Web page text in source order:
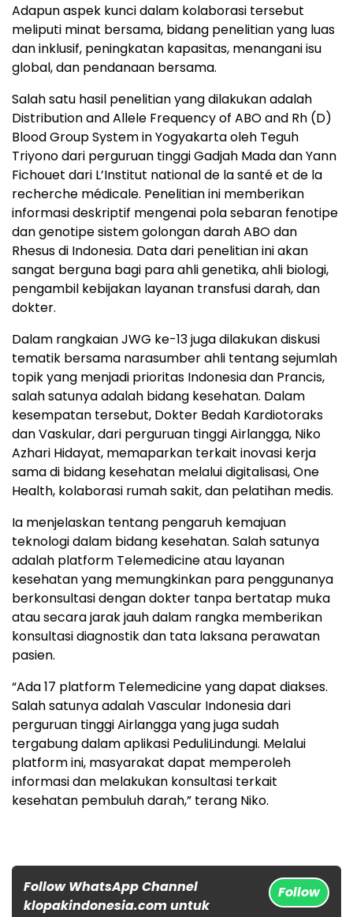
Adapun aspek kunci dalam kolaborasi tersebut
meliputi minat bersama, bidang penelitian yang luas
dan inklusif, peningkatan kapasitas, menangani isu
global, dan pendanaan bersama.
Salah satu hasil penelitian yang dilakukan adalah
Distribution and Allele Frequency of ABO and Rh (D)
Blood Group System in Yogyakarta oleh Teguh
Triyono dari perguruan tinggi Gadjah Mada dan Yann
Fichouet dari L’Institut national de la santé et de la
recherche médicale. Penelitian ini memberikan
informasi deskriptif mengenai pola sebaran fenotipe
dan genotipe sistem golongan darah ABO dan
Rhesus di Indonesia. Data dari penelitian ini akan
sangat berguna bagi para ahli genetika, ahli biologi,
pengambil kebijakan layanan transfusi darah, dan
dokter.
Dalam rangkaian JWG ke-13 juga dilakukan diskusi
tematik bersama narasumber ahli tentang sejumlah
topik yang menjadi prioritas Indonesia dan Prancis,
salah satunya adalah bidang kesehatan. Dalam
kesempatan tersebut, Dokter Bedah Kardiotoraks
dan Vaskular, dari perguruan tinggi Airlangga, Niko
Azhari Hidayat, memaparkan terkait inovasi kerja
sama di bidang kesehatan melalui digitalisasi, One
Health, kolaborasi rumah sakit, dan pelatihan medis.
Ia menjelaskan tentang pengaruh kemajuan
teknologi dalam bidang kesehatan. Salah satunya
adalah platform Telemedicine atau layanan
kesehatan yang memungkinkan para penggunanya
berkonsultasi dengan dokter tanpa bertatap muka
atau secara jarak jauh dalam rangka memberikan
konsultasi diagnostik dan tata laksana perawatan
pasien.
“Ada 17 platform Telemedicine yang dapat diakses.
Salah satunya adalah Vascular Indonesia dari
perguruan tinggi Airlangga yang juga sudah
tergabung dalam aplikasi PeduliLindungi. Melalui
platform ini, masyarakat dapat memperoleh
informasi dan melakukan konsultasi terkait
kesehatan pembuluh darah,” terang Niko.
Follow WhatsApp Channel
klopakindonesia.com untuk
Follow